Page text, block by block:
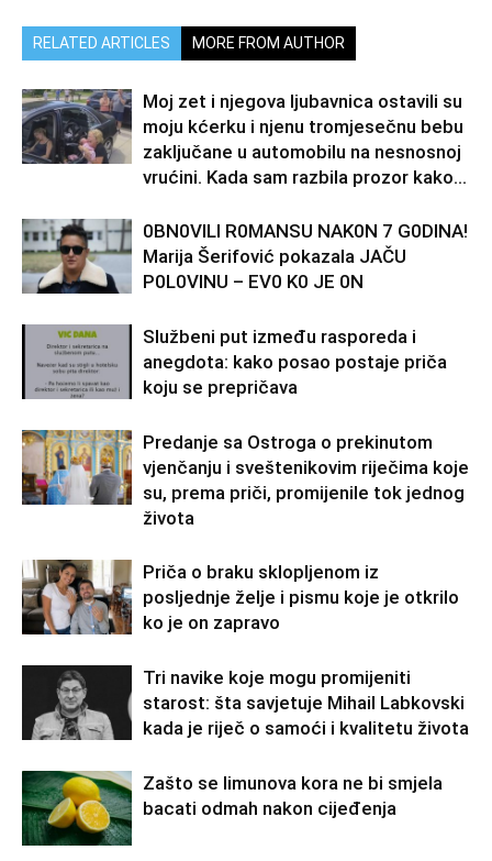
RELATED ARTICLES MORE FROM AUTHOR
Moj zet i njegova ljubavnica ostavili su
moju kćerku i njenu tromjesečnu bebu
zaključane u automobilu na nesnosnoj
vrućini. Kada sam razbila prozor kako...
0BN0VlLl R0MANSU NAK0N 7 G0DlNA!
Marija Šerifović pokazala JAČU
P0L0VINU – EV0 K0 JE 0N
Službeni put između rasporeda i
anegdota: kako posao postaje priča
koju se prepričava
Predanje sa Ostroga o prekinutom
vjenčanju i sveštenikovim riječima koje
su, prema priči, promijenile tok jednog
života
Priča o braku sklopljenom iz
posljednje želje i pismu koje je otkrilo
ko je on zapravo
Tri navike koje mogu promijeniti
starost: šta savjetuje Mihail Labkovski
kada je riječ o samoći i kvalitetu života
Zašto se limunova kora ne bi smjela
bacati odmah nakon cijeđenja